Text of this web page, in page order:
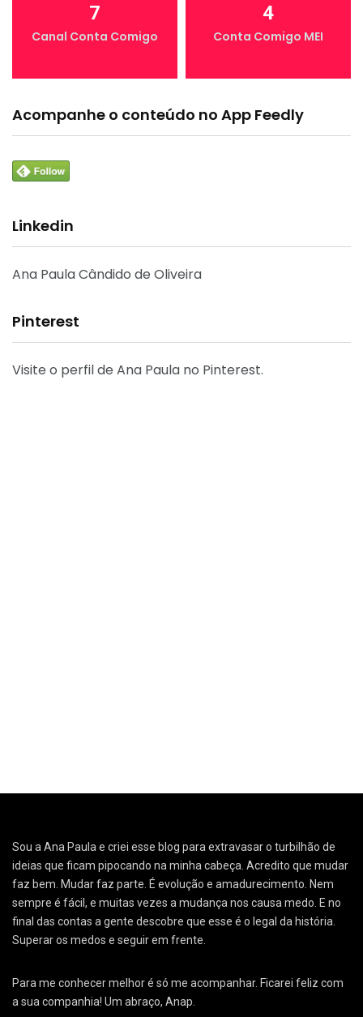
7
Canal Conta Comigo
4
Conta Comigo MEI
Acompanhe o conteúdo no App Feedly
Linkedin
Ana Paula Cândido de Oliveira
Pinterest
Visite o perfil de Ana Paula no Pinterest.
Sou a Ana Paula e criei esse blog para extravasar o turbilhão de
ideias que ficam pipocando na minha cabeça. Acredito que mudar
faz bem. Mudar faz parte. É evolução e amadurecimento. Nem
sempre é fácil, e muitas vezes a mudança nos causa medo. E no
final das contas a gente descobre que esse é o legal da história.
Superar os medos e seguir em frente.
Para me conhecer melhor é só me acompanhar. Ficarei feliz com
a sua companhia! Um abraço, Anap.